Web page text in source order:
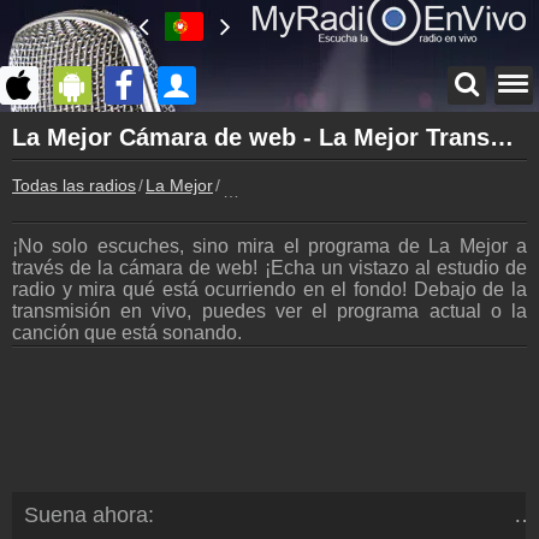
Página principal
myradioenvivo.mx
La Mejor
Inicio de sesión
¡Crea una cuenta propia!
Lista de canciones
Descubre lo que ha sonado hasta ahora
Programación
Los programas de La Mejor
La Mejor Cámara de web - La Mejor Transmisión en vivo
Todas las radios La Mejor
¡No solo escuches, sino mira el programa de La Mejor a
través de la cámara de web! ¡Echa un vistazo al estudio de
radio y mira qué está ocurriendo en el fondo! Debajo de la
transmisión en vivo, puedes ver el programa actual o la
canción que está sonando.
Suena ahora: